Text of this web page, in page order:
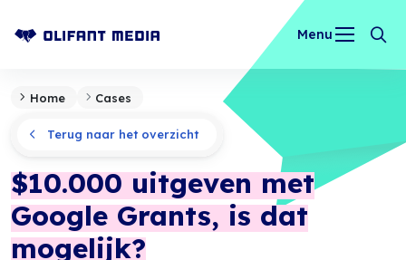
Menu
Home Cases
Terug naar het overzicht
$10.000 uitgeven met
Google Grants, is dat
mogelijk?